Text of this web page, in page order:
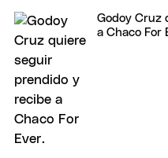
Godoy Cruz
a Chaco For